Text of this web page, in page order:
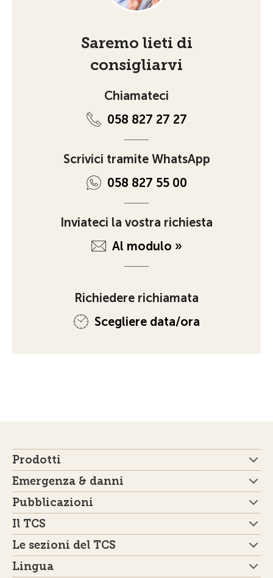
Saremo lieti di
consigliarvi
Chiamateci
058 827 27 27
Scrivici tramite WhatsApp
058 827 55 00
Inviateci la vostra richiesta
Al modulo »
Richiedere richiamata
Scegliere data/ora
Prodotti
Emergenza & danni
Pubblicazioni
Il TCS
Le sezioni del TCS
Lingua